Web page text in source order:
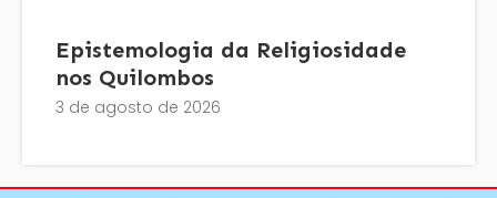
Epistemologia da Religiosidade
nos Quilombos
3 de agosto de 2026